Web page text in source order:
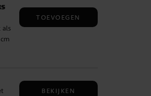
als
TOEVOEGEN
BEKIJKEN